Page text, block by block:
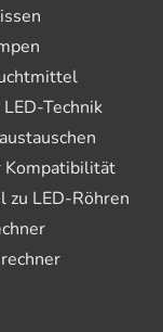
Technik
Kompatibilität
zu LED-Röhren